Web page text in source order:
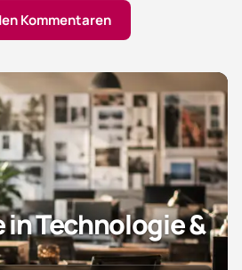
Kommentaren
Technologie &